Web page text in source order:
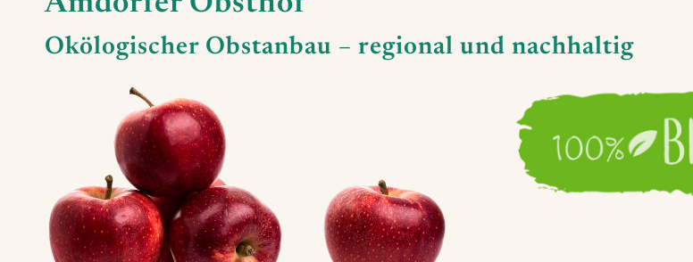
Okölogischer Obstanbau – regional und nachhaltig